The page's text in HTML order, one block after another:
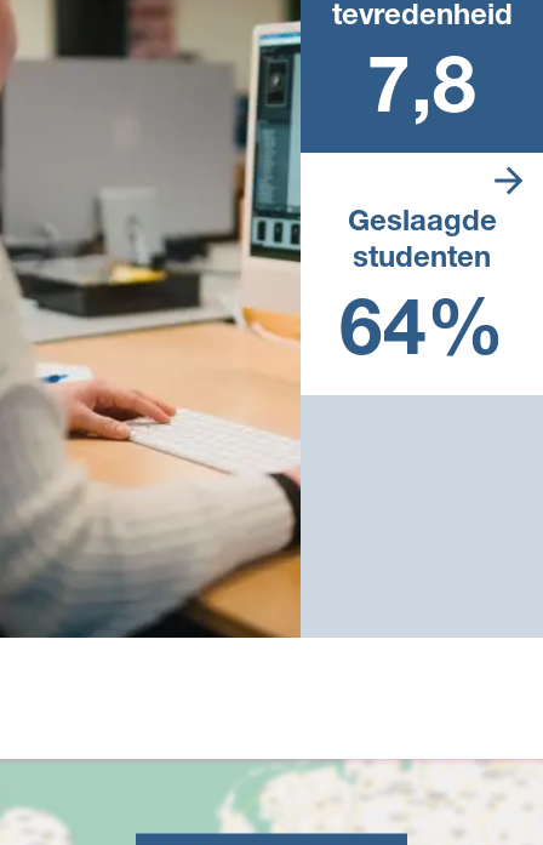
tevredenheid
7,8
Geslaagde
studenten
64%
afgelopen schooljaar